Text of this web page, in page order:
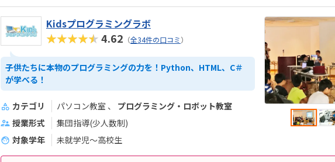
Kidsプログラミングラボ
★★★★★4.62 （全34件の口コミ）
子供たちに本物のプログラミングの力を！Python、HTML、C＃
が学べる！
カテゴリ パソコン教室
プログラミング・ロボット教室
授業形式
集団指導(少人数制)
対象学年
未就学児～高校生